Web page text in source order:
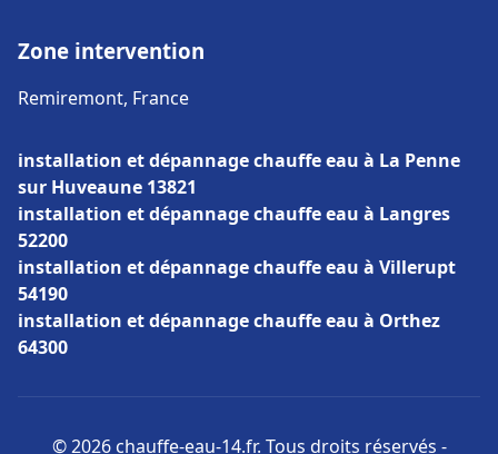
Zone intervention
Remiremont, France
installation et dépannage chauffe eau à La Penne
sur Huveaune 13821
installation et dépannage chauffe eau à Langres
52200
installation et dépannage chauffe eau à Villerupt
54190
installation et dépannage chauffe eau à Orthez
64300
© 2026 chauffe-eau-14.fr. Tous droits réservés -